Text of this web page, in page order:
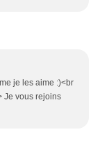
je les aime :)<br
Je vous rejoins